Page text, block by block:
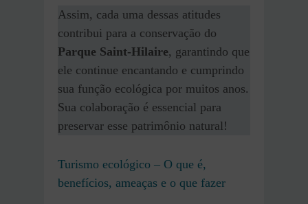
Assim, cada uma dessas atitudes
contribui para a conservação do
Parque Saint-Hilaire, garantindo que
ele continue encantando e cumprindo
sua função ecológica por muitos anos.
Sua colaboração é essencial para
preservar esse patrimônio natural!
Turismo ecológico – O que é,
benefícios, ameaças e o que fazer